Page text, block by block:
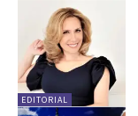
EDITORIAL